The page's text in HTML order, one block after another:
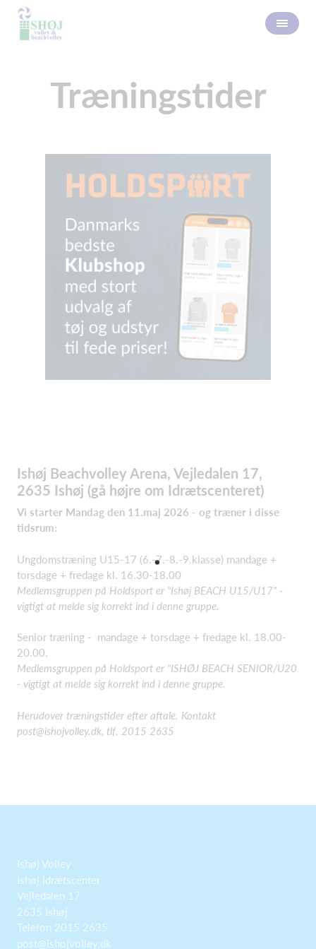
Træningstider
Ishøj Beachvolley Arena, Vejledalen 17,
2635 Ishøj (gå højre om Idrætscenteret)
Vi starter Mandag den 11.maj 2026 - og træner i disse
tidsrum:
Ungdomstræning U15-17 (6.-7.-8.-9.klasse) mandage +
torsdage + fredage kl. 16.30-18.00
Medlemsgruppen på Holdsport er "Ishøj BEACH U15/U17" -
vigtigt at melde sig korrekt ind i denne gruppe.
Senior træning - mandage + torsdage + fredage kl. 18.00-
20.00.
Medlemsgruppen på Holdsport er "ISHØJ BEACH SENIOR/U20
- vigtigt at melde sig korrekt ind i denne gruppe.
Herudover træningstider efter aftale. Kontakt
post@ishojvolley.dk, tlf. 2015 2635
Ishøj Volley
Ishøj Idrætscenter
Vejledalen 17
2635 Ishøj
Telefon 2015 2635
post@ishojvolley.dk